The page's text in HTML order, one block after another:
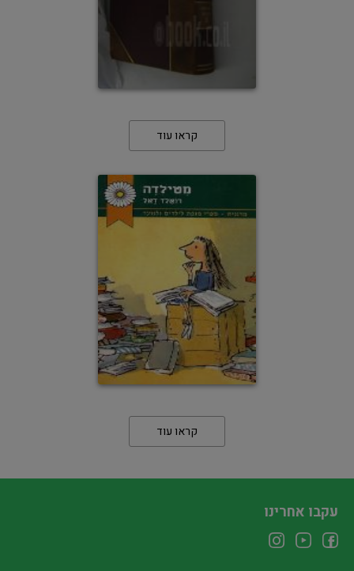
קראו עוד
קראו עוד
עקבו אחרינו